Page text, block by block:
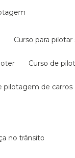
curso para
curso de
pilotagem de carros
no trânsito